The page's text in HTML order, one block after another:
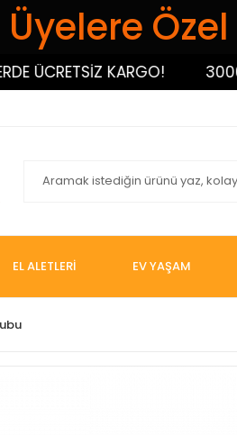
Üyelere
KARGO! 3000 TL
EL ALETLERİ EV YAŞAM